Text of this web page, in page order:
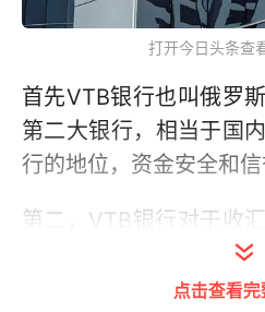
打开今日头条查
首先VTB银行也叫俄罗
第二大银行，相当于国
行的地位，资金安全和信
第二，VTB银行对于收
品，也就是只要是自主
开设企业VTB银行账户来
点击查看